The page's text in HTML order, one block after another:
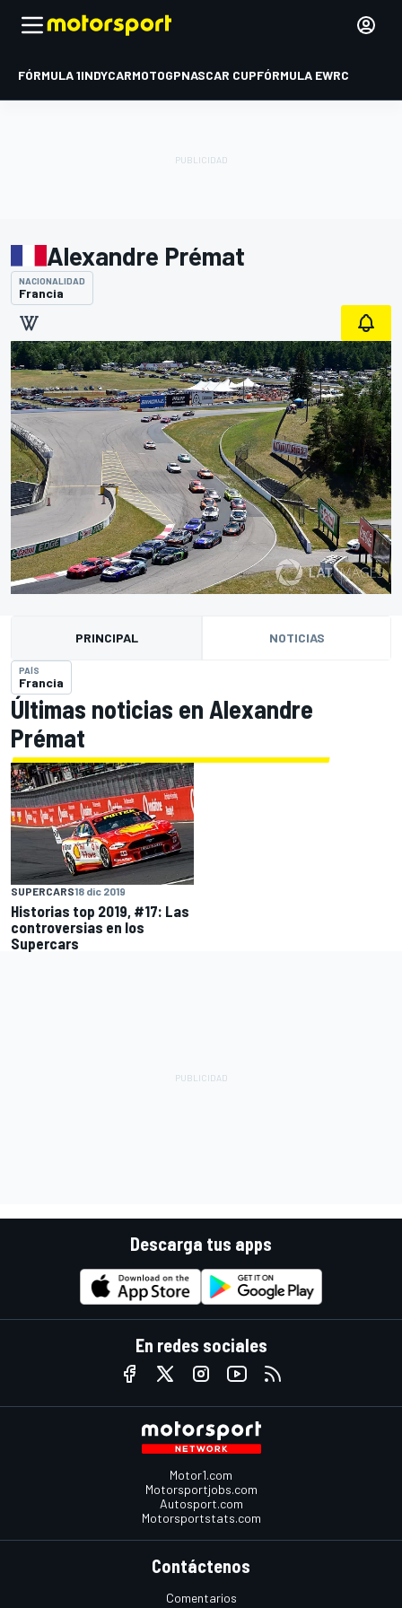
FÓRMULA 1INDYCARMOTOGPNASCAR CUPFÓRMULA EWRC
Alexandre Prémat
NACIONALIDAD
Francia
PRINCIPAL NOTICIAS
PAÍS
Francia
Últimas noticias en Alexandre
Prémat
SUPERCARS18 dic 2019
Historias top 2019, #17: Las
controversias en los
Supercars
Descarga tus apps
En redes sociales
Motor1.com
Motorsportjobs.com
Autosport.com
Motorsportstats.com
Contáctenos
Comentarios